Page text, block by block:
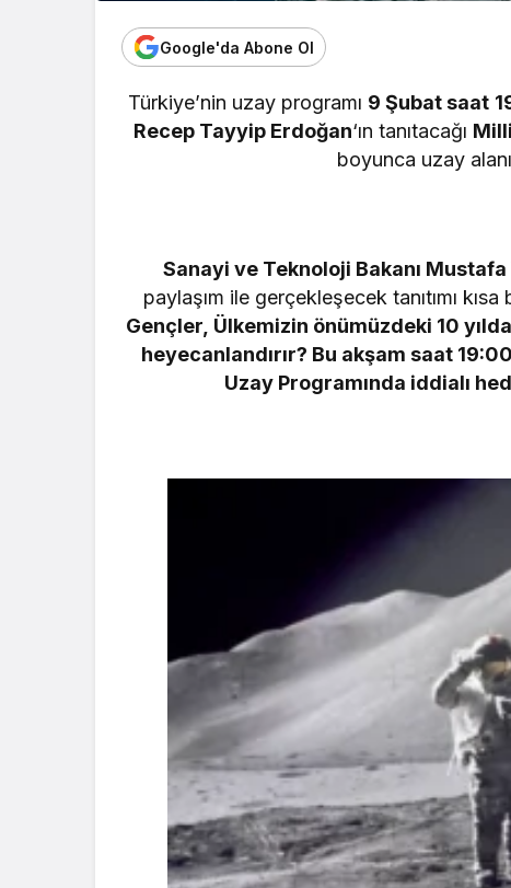
Google'da Abone Ol
Türkiye’nin uzay programı 9 Şubat saat
Recep Tayyip Erdoğan‘ın tanıtacağı
boyunca uzay
Sanayi ve Teknoloji Bakanı
paylaşım ile gerçekleşecek tanıtımı
Gençler, Ülkemizin önümüzdeki 10
heyecanlandırır? Bu akşam saat
Uzay Programında iddialı